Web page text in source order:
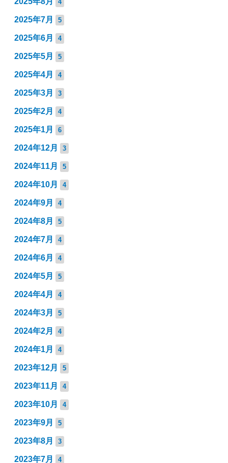
4
2025年7月 5
2025年6月 4
2025年5月 5
2025年4月 4
2025年3月 3
2025年2月 4
2025年1月 6
2024年12月 3
2024年11月 5
2024年10月 4
2024年9月 4
2024年8月 5
2024年7月 4
2024年6月 4
2024年5月 5
2024年4月 4
2024年3月 5
2024年2月 4
2024年1月 4
2023年12月 5
2023年11月 4
2023年10月 4
2023年9月 5
2023年8月 3
2023年7月 4